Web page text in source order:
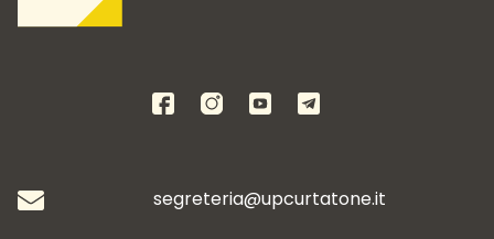
segreteria@upcurtatone.it